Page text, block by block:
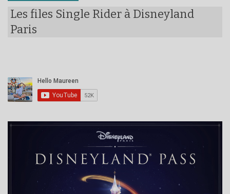
Les files Single Rider à Disneyland
Paris